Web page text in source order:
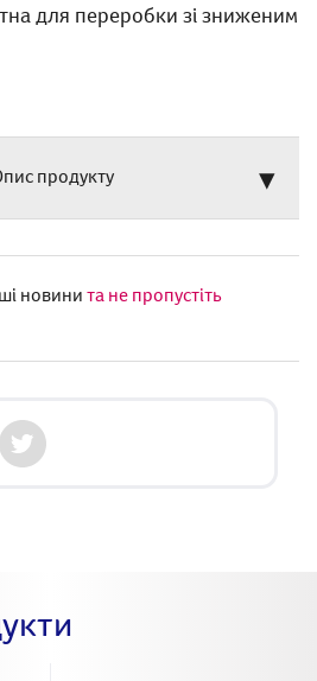
для переробки зі зниженим
продукту
новини та не пропустіть